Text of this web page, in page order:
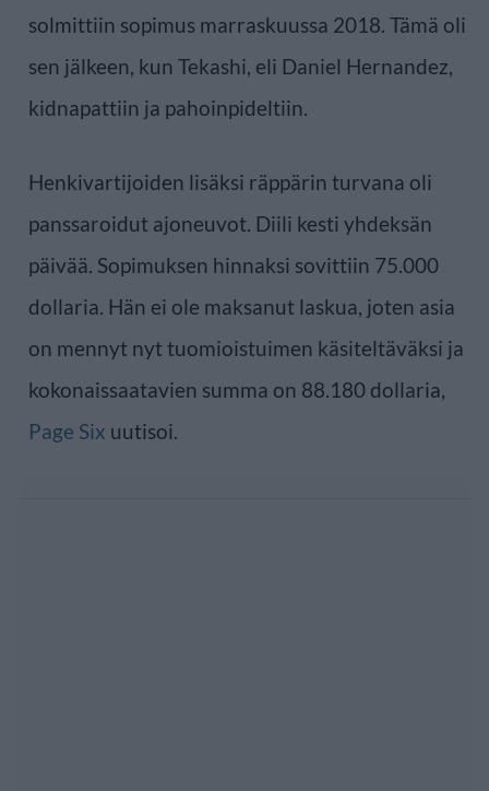
solmittiin sopimus marraskuussa 2018. Tämä oli
sen jälkeen, kun Tekashi, eli Daniel Hernandez,
kidnapattiin ja pahoinpideltiin.
Henkivartijoiden lisäksi räppärin turvana oli
panssaroidut ajoneuvot. Diili kesti yhdeksän
päivää. Sopimuksen hinnaksi sovittiin 75.000
dollaria. Hän ei ole maksanut laskua, joten asia
on mennyt nyt tuomioistuimen käsiteltäväksi ja
kokonaissaatavien summa on 88.180 dollaria,
Page Six uutisoi.